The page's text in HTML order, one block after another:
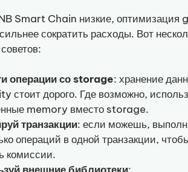
Smart Chain низкие, оптимизация
сократить расходы. Вот
операции со storage: хранение
стоит дорого. Где возможно,
memory вместо storage.
транзакции: если можешь,
операций в одной транзакции,
комиссии.